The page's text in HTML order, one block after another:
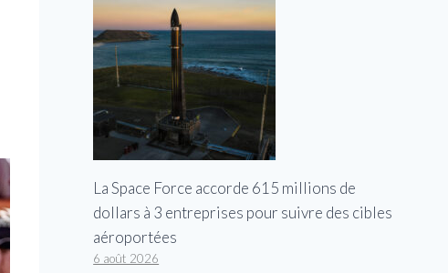
La Space Force accorde 615 millions de
dollars à 3 entreprises pour suivre des cibles
aéroportées
6 août 2026